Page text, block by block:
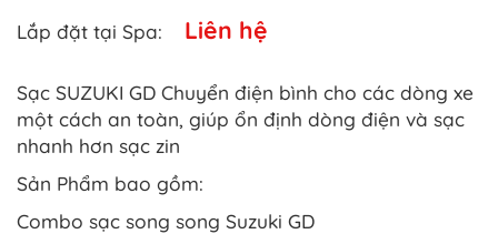
Lắp đặt tại Spa: Liên hệ
Sạc SUZUKI GD Chuyển điện bình cho các dòng xe
một cách an toàn, giúp ổn định dòng điện và sạc
nhanh hơn sạc zin
Sản Phẩm bao gồm:
Combo sạc song song Suzuki GD